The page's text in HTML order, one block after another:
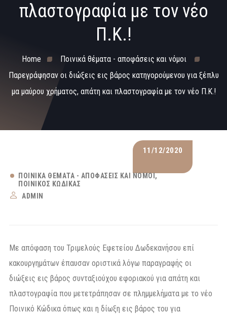
πλαστογραφία με τον νέο
Π.K.!
Home
Ποινικά θέματα - αποφάσεις και νόμοι
Παρεγράφησαν οι διώξεις εις βάρος κατηγορούμενου για ξέπλυ
μα μαύρου χρήματος, απάτη και πλαστογραφία με τον νέο Π.K.!
11/12/2020
ΠΟΙΝΙΚΆ ΘΈΜΑΤΑ - ΑΠΟΦΆΣΕΙΣ ΚΑΙ ΝΌΜΟΙ
ΠΟΙΝΙΚΌΣ ΚΏΔΙΚΑΣ
ADMIN
Με απόφαση του Τριμελούς Εφετείου Δωδεκανήσου επί
κακουργημάτων έπαυσαν οριστικά λόγω παραγραφής οι
διώξεις εις βάρος συνταξιούχου εφοριακού για απάτη και
πλαστογραφία που μετετράπησαν σε πλημμελήματα με το νέο
Ποινικό Κώδικα όπως και η δίωξη εις βάρος του για